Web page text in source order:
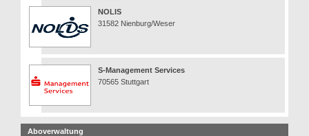
NOLIS
31582 Nienburg/Weser
S-Management Services
70565 Stuttgart
Aboverwaltung